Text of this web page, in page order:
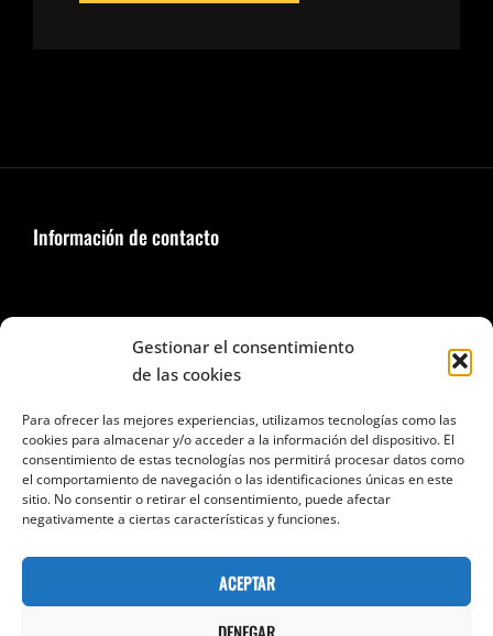
Gestionar el consentimiento
de las cookies
Para ofrecer las mejores experiencias, utilizamos tecnologías como las
cookies para almacenar y/o acceder a la información del dispositivo. El
consentimiento de estas tecnologías nos permitirá procesar datos como
el comportamiento de navegación o las identificaciones únicas en este
sitio. No consentir o retirar el consentimiento, puede afectar
negativamente a ciertas características y funciones.
ACEPTAR
DENEGAR
Información de contacto
Seguir en Facebook e Instagram
Categorías